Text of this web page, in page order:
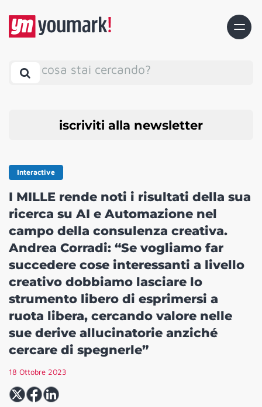
cosa stai cercando?
iscriviti alla newsletter
Interactive
I MILLE rende noti i risultati della sua
ricerca su AI e Automazione nel
campo della consulenza creativa.
Andrea Corradi: “Se vogliamo far
succedere cose interessanti a livello
creativo dobbiamo lasciare lo
strumento libero di esprimersi a
ruota libera, cercando valore nelle
sue derive allucinatorie anziché
cercare di spegnerle”
18 Ottobre 2023